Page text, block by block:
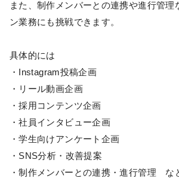
また、制作メンバーとの連携や進行管理
ン業務にも挑戦できます。
具体的には
・Instagram投稿企画
・リール動画企画
・採用コンテンツ企画
・社員インタビュー企画
・学生向けアンケート企画
・SNS分析・改善提案
・制作メンバーとの連携・進行管理 な